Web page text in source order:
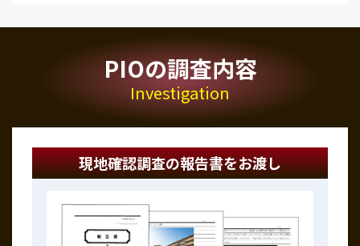
PIOの調査内容
Investigation
現地確認調査の報告書をお渡し